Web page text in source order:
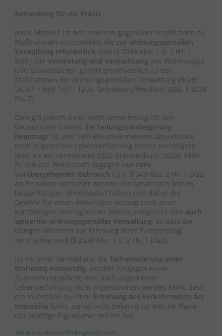
Anmerkung für die Praxis
Jeder Miterbe ist den anderen gegenüber verpflichtet, zu
Maßnahmen mitzuwirken, die zur ordnungsgemäßen
Verwaltung erforderlich sind (§ 2038 Abs. 1 S. 2 Hs. 1
BGB). Die Vermietung und Verpachtung von Wohnungen
und Grundstücken gehört grundsätzlich zu den
Maßnahmen der ordnungsgemäßen Verwaltung (BGHZ
56, 47 = NJW 1971, 1265; Grüneberg/Weidlich, BGB, § 2038
Rn. 7).
Dies gilt jedoch dann nicht, wenn bezüglich des
Grundstücks bereits die Teilungsversteigerung
beantragt ist, weil sich ein unvermietetes Grundstück
nach allgemeiner Lebenserfahrung besser versteigern
lässt als ein vermietetes (OLG Brandenburg, OLGR 1998,
8). Soll der Wohnraum dagegen nur zum
vorübergehenden Gebrauch
i.S.v. § 549 Abs. 2 Nr. 1 BGB
an Personen vermietet werden, die tatsächlich keinen
längerfristigen Wohnbedarf haben und daher die
Gewähr für einen freiwilligen Auszug nach einer
kurzfristigen Vertragsdauer bieten, entspricht dies auch
weiterhin ordnungsgemäßer Verwaltung, so dass die
übrigen Miterben zur Erteilung ihrer Zustimmung
verpflichtet sind (§ 2038 Abs. 1 S. 2 Hs. 1 BGB).
Ist vor einer Vermietung die Teilrenovierung einer
Wohnung notwendig, besteht hingegen keine
Zustimmungspflicht, weil nach allgemeiner
Lebenserfahrung nicht angenommen werden kann, dass
die Investition zu einer Erhöhung des Verkehrswerts der
Immobilie führt, zumal nicht bekannt ist, welche Pläne
der künftige Eigentümer mit ihr hat.
Mehr aus diesem Rechtsgebiet lesen